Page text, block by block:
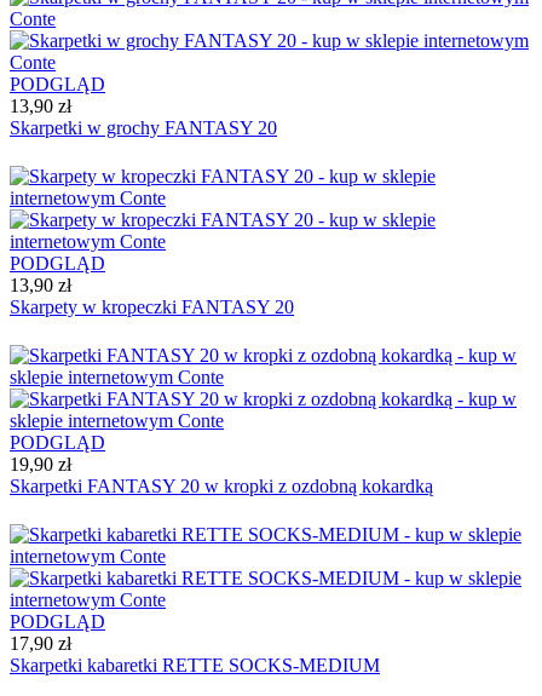
PODGLĄD
13,90 zł
Skarpetki w grochy FANTASY 20
PODGLĄD
13,90 zł
Skarpety w kropeczki FANTASY 20
PODGLĄD
19,90 zł
Skarpetki FANTASY 20 w kropki z ozdobną kokardką
PODGLĄD
17,90 zł
Skarpetki kabaretki RETTE SOCKS-MEDIUM